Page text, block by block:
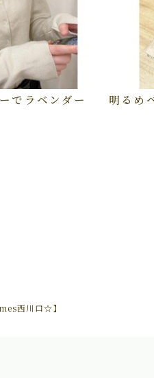
でラベンダー 明るめ
西川口☆】